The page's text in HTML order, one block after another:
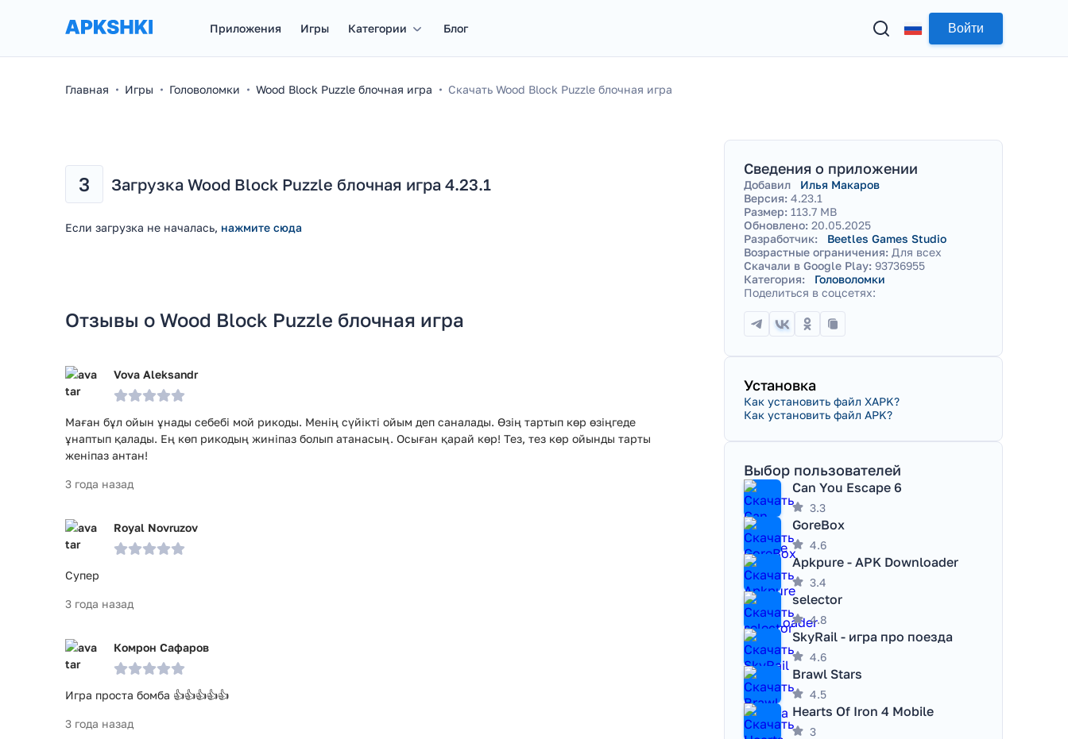
Приложения Игры Категории Блог Войти
Главная Игры Головоломки Wood Block Puzzle блочная игра Скачать Wood Block Puzzle блочная игра
Загрузка Wood Block Puzzle блочная игра 4.23.1
3
Если загрузка не началась, нажмите сюда
Отзывы о Wood Block Puzzle блочная игра
Vova Aleksandr
Маған бұл ойын ұнады себебі мой рикоды. Менің сүйікті ойым деп саналады. Өзің тартып көр өзіңгеде
ұнаптып қалады. Ең көп рикодың жиніпаз болып атанасың. Осыған қарай көр! Тез, тез көр ойынды тарты
женіпаз антан!
3 года назад
Royal Novruzov
Супер
3 года назад
Комрон Сафаров
Игра проста бомба 👍👍👍👍👍
3 года назад
Сведения о приложении
Добавил
Илья Макаров
Версия: 4.23.1
Размер: 113.7 MB
Обновлено: 20.05.2025
Разработчик:
Beetles Games Studio
Возрастные ограничения: Для всех
Скачали в Google Play: 93736955
Категория:
Головоломки
Поделиться в соцсетях:
Установка
Как установить файл XAPK?
Как установить файл APK?
Выбор пользователей
Can You Escape 6
3.3
GoreBox
4.6
Apkpure - APK Downloader
3.4
selector
4.8
SkyRail - игра про поезда
4.6
Brawl Stars
4.5
Hearts Of Iron 4 Mobile
3